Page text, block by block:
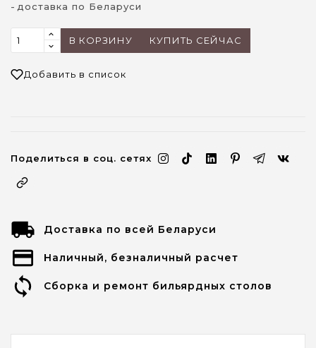
доставка по Беларуси
В КОРЗИНУ КУПИТЬ СЕЙЧАС
Добавить в список
Поделиться в соц. сетях
Доставка по всей Беларуси
Наличный, безналичный расчет
Сборка и ремонт бильярдных столов